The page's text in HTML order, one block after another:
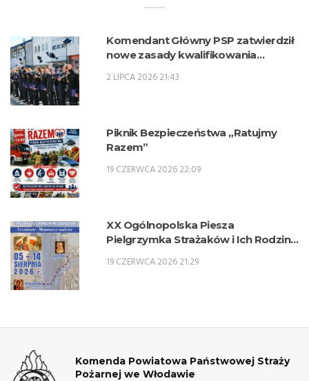
Komendant Główny PSP zatwierdził
nowe zasady kwalifikowania
zawodowe w zawodzie technik
2 LIPCA 2026 21:43
Piknik Bezpieczeństwa „Ratujmy
Razem”
19 CZERWCA 2026 22:09
XX Ogólnopolska Piesza
Pielgrzymka Strażaków i Ich Rodzin
19 CZERWCA 2026 21:29
Komenda Powiatowa Państwowej Straży
Pożarnej we Włodawie